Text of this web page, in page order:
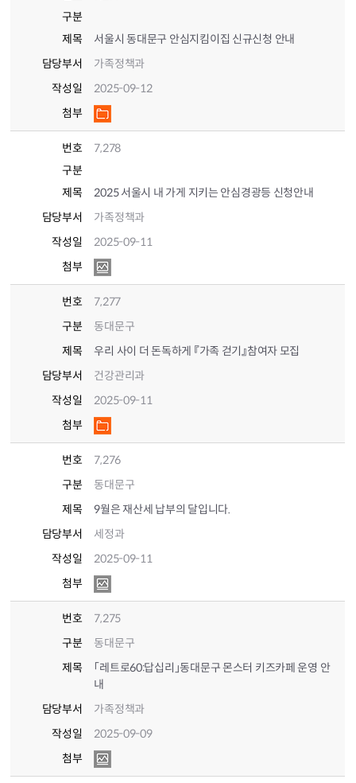
구분
제목
서울시 동대문구 안심지킴이집 신규신청 안내
담당부서
가족정책과
작성일
2025-09-12
첨부
번호
7,278
구분
제목
2025 서울시 내 가게 지키는 안심경광등 신청안내
담당부서
가족정책과
작성일
2025-09-11
첨부
번호
7,277
구분
동대문구
제목
우리 사이 더 돈독하게 『가족 걷기』참여자 모집
담당부서
건강관리과
작성일
2025-09-11
첨부
번호
7,276
구분
동대문구
제목
9월은 재산세 납부의 달입니다.
담당부서
세정과
작성일
2025-09-11
첨부
번호
7,275
구분
동대문구
제목
「레트로60:답십리」동대문구 몬스터 키즈카페 운영 안
내
담당부서
가족정책과
작성일
2025-09-09
첨부